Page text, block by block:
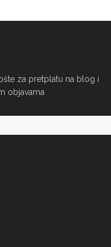
za pretplatu na blog i
objavama